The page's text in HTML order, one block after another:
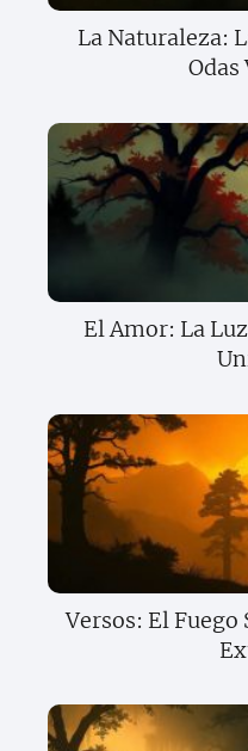
La Naturaleza:
El Amor: La
Versos: El Fuego